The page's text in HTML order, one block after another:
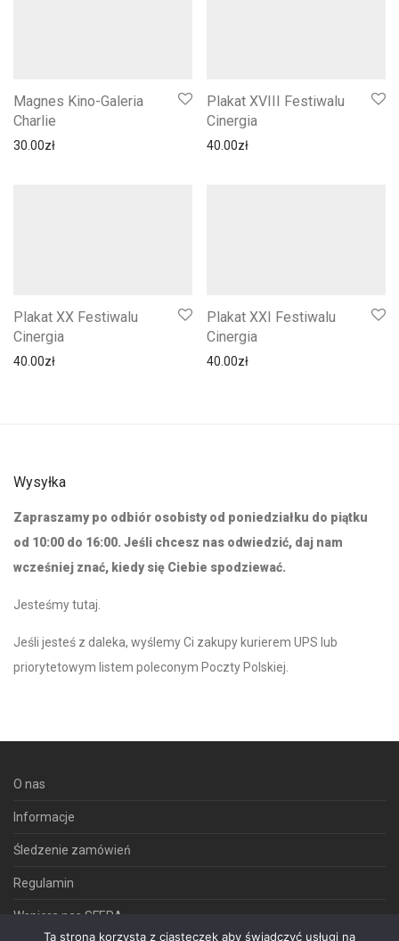
Magnes Kino-Galeria
Charlie
30.00zł
Plakat XVIII Festiwalu
Cinergia
40.00zł
Plakat XX Festiwalu
Cinergia
40.00zł
Plakat XXI Festiwalu
Cinergia
40.00zł
Wysyłka
Zapraszamy po odbiór osobisty od poniedziałku do piątku
od 10:00 do 16:00. Jeśli chcesz nas odwiedzić, daj nam
wcześniej znać, kiedy się Ciebie spodziewać.
Jesteśmy tutaj
Jeśli jesteś z daleka, wyślemy Ci zakupy kurierem UPS lub
priorytetowym listem poleconym Poczty Polskiej.
O nas
Informacje
Śledzenie zamówień
Regulamin
Wspiera nas SFERA
Ta strona korzysta z ciasteczek aby świadczyć usługi na